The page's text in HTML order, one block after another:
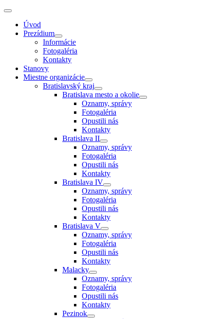
Úvod
Prezídium
Informácie
Fotogaléria
Kontakty
Stanovy
Miestne organizácie
Bratislavský kraj
Bratislava mesto a okolie
Oznamy, správy
Fotogaléria
Opustili nás
Kontakty
Bratislava II
Oznamy, správy
Fotogaléria
Opustili nás
Kontakty
Bratislava IV
Oznamy, správy
Fotogaléria
Opustili nás
Kontakty
Bratislava V
Oznamy, správy
Fotogaléria
Opustili nás
Kontakty
Malacky
Oznamy, správy
Fotogaléria
Opustili nás
Kontakty
Pezinok